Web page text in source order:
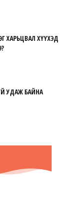
ХАРЬЦВАЛ ХҮҮХЭД
УДАЖ БАЙНА